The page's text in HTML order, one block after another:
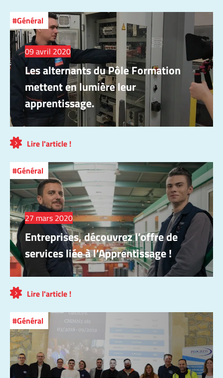
Général
09 avril 2020
Les alternants du Pôle Formation
mettent en lumière leur
apprentissage.
Lire l'article !
Général
27 mars 2020
Entreprises, découvrez l’offre de
services liée à l’Apprentissage !
Lire l'article !
Général